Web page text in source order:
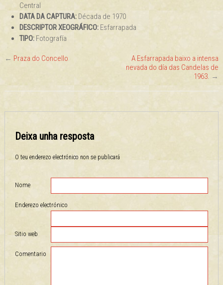
Central
DATA DA CAPTURA:Década de 1970
DESCRIPTOR XEOGRÁFICO: Esfarrapada
TIPO: Fotografía
← Praza do Concello
A Esfarrapada baixo a intensa
nevada do día das Candelas de
1963. →
Deixa unha resposta
O teu enderezo electrónico non se publicará
Nome
Enderezo electrónico
Sitio web
Comentario